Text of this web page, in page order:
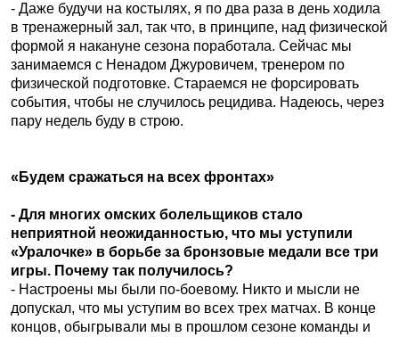
- Даже будучи на костылях, я по два раза в день ходила
в тренажерный зал, так что, в принципе, над физической
формой я накануне сезона поработала. Сейчас мы
занимаемся с Ненадом Джуровичем, тренером по
физической подготовке. Стараемся не форсировать
события, чтобы не случилось рецидива. Надеюсь, через
пару недель буду в строю.
«Будем сражаться на всех фронтах»
- Для многих омских болельщиков стало
неприятной неожиданностью, что мы уступили
«Уралочке» в борьбе за бронзовые медали все три
игры. Почему так получилось?
- Настроены мы были по-боевому. Никто и мысли не
допускал, что мы уступим во всех трех матчах. В конце
концов, обыгрывали мы в прошлом сезоне команды и